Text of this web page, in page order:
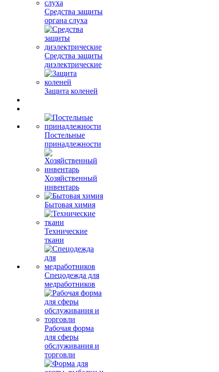
Средства защиты
органа слуха
Средства защиты
диэлектрические
Защита коленей
Постельные
принадлежности
Хозяйственный
инвентарь
Бытовая химия
Технические
ткани
Спецодежда для
медработников
Рабочая форма
для сферы
обслуживания и
торговли